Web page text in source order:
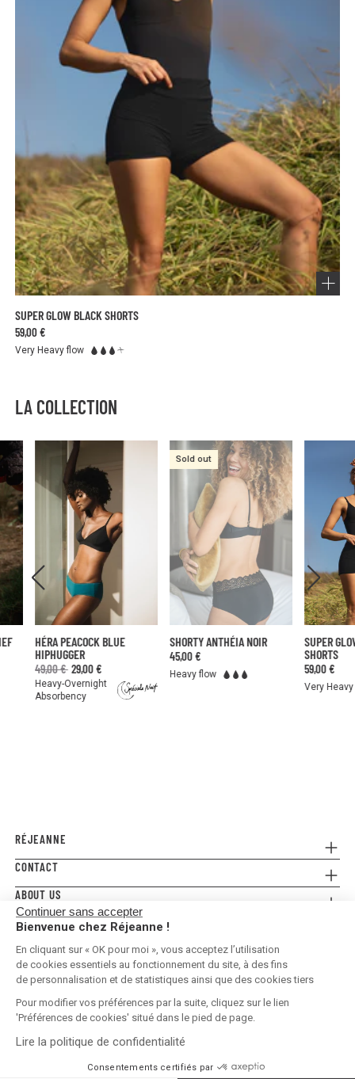
Continuer sans accepter
Bienvenue chez Réjeanne !
En cliquant sur « OK pour moi », vous acceptez l’utilisation
de cookies essentiels au fonctionnement du site, à des fins
de personnalisation et de statistiques ainsi que des cookies tiers
Pour modifier vos préférences par la suite, cliquez sur le lien
'Préférences de cookies' situé dans le pied de page.
Lire la politique de confidentialité
Consentements certifiés par
En cours de confection ! Me prévenir quand le produit sera à
nouveau disponible et m'inscrire à la newsletter :
SUPER GLOW BLACK SHORTS
59,00 €
Very Heavy flow
LA COLLECTION
HÉRA PEACOCK BLUE
HIPHUGGER
49,00 € 29,00 €
Heavy-Overnight
Absorbency
Sold out
SHORTY ANTHÉIA NOIR
45,00 €
Heavy flow
SUPER GLOW
SHORTS
59,00 €
Very Heavy flow
RÉJEANNE
Referral
Where to buy
FAQ
E-gift card
CONTACT
Contact us
Press
ABOUT US
Legal Conditions & Terms and Conditions
Privacy policy
Shipping & Returns
United States | EUR €